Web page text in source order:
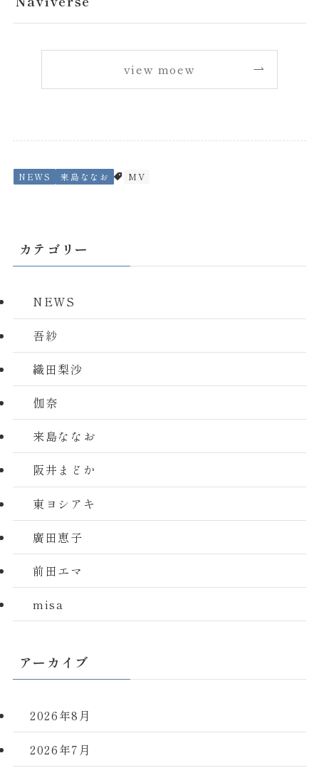
view moew
NEWS 来島ななお MV
カテゴリー
NEWS
吾紗
織田梨沙
伽奈
来島ななお
阪井まどか
東ヨシアキ
廣田恵子
前田エマ
misa
アーカイブ
2026年8月
2026年7月